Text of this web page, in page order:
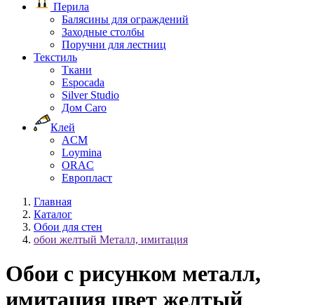
Перила
Балясины для ограждений
Заходные столбы
Поручни для лестниц
Текстиль
Ткани
Espocada
Silver Studio
Дом Caro
Клей
ACM
Loymina
ORAC
Европласт
Главная
Каталог
Обои для стен
обои желтый Металл, имитация
Обои с рисунком металл,
имитация цвет желтый